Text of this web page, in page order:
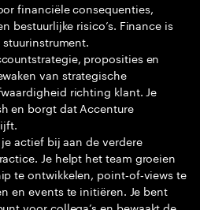
financiële consequenties,
bestuurlijke risico’s. Finance is
proposities en
van strategische
richting klant. Je
en borgt dat Accenture
actief bij aan de verdere
Je helpt het team groeien
te ontwikkelen, point‑of‑views te
en events te initiëren. Je bent